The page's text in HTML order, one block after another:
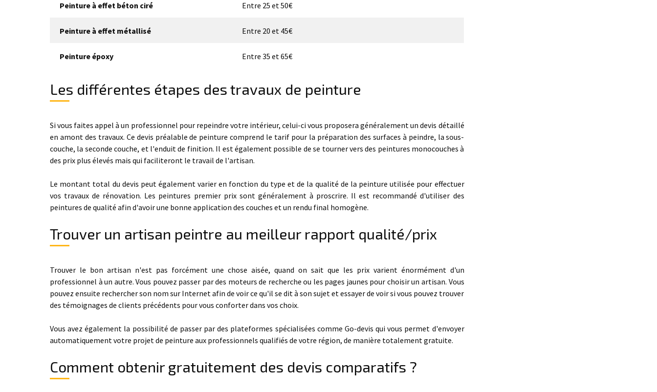
Peinture à effet béton ciré Entre 25 et 50€
Peinture à effet métallisé Entre 20 et 45€
Peinture époxy Entre 35 et 65€
Les différentes étapes des travaux de peinture
Si vous faites appel à un professionnel pour repeindre votre intérieur, celui-ci vous proposera généralement un devis détaillé
en amont des travaux. Ce devis préalable de peinture comprend le tarif pour la préparation des surfaces à peindre, la sous-
couche, la seconde couche, et l'enduit de finition. Il est également possible de se tourner vers des peintures monocouches à
des prix plus élevés mais qui faciliteront le travail de l'artisan.
Le montant total du devis peut également varier en fonction du type et de la qualité de la peinture utilisée pour effectuer
vos travaux de rénovation. Les peintures premier prix sont généralement à proscrire. Il est recommandé d'utiliser des
peintures de qualité afin d'avoir une bonne application des couches et un rendu final homogène.
Trouver un artisan peintre au meilleur rapport qualité/prix
Trouver le bon artisan n'est pas forcément une chose aisée, quand on sait que les prix varient énormément d'un
professionnel à un autre. Vous pouvez passer par des moteurs de recherche ou les pages jaunes pour choisir un artisan. Vous
pouvez ensuite rechercher son nom sur Internet afin de voir ce qu'il se dit à son sujet et essayer de voir si vous pouvez trouver
des témoignages de clients précédents pour vous conforter dans vos choix.
Vous avez également la possibilité de passer par des plateformes spécialisées comme Go-devis qui vous permet d'envoyer
automatiquement votre projet de peinture aux professionnels qualifiés de votre région, de manière totalement gratuite.
Comment obtenir gratuitement des devis comparatifs ?